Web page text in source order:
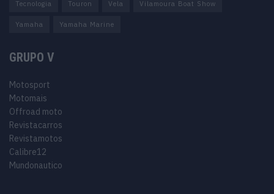
Tecnologia Touron Vela Vilamoura Boat Show
Yamaha Yamaha Marine
GRUPO V
Motosport
Motomais
Offroad moto
Revistacarros
Revistamotos
Calibre12
Mundonautico